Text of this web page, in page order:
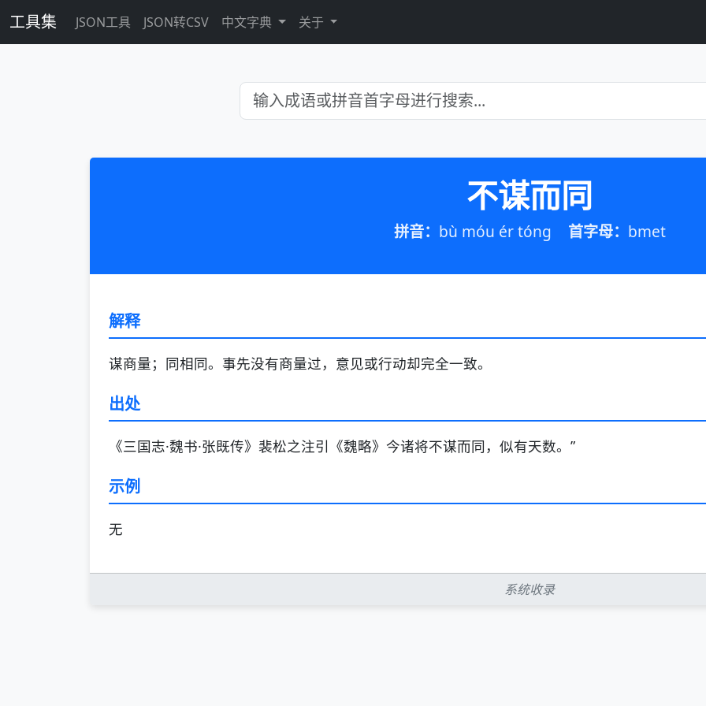
工具集 JSON工具 JSON转CSV 中文字典 关于
不谋而同
拼音： bù móu ér tóng 首字母： bmet
解释
谋商量；同相同。事先没有商量过，意见或行动却完全一致。
出处
《三国志·魏书·张既传》裴松之注引《魏略》今诸将不谋而同，似有天数。”
示例
无
系统收录